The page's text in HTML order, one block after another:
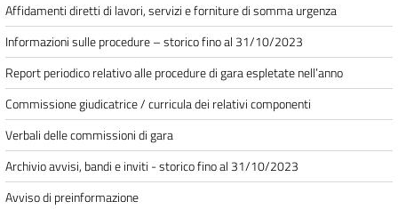
Affidamenti diretti di lavori, servizi e forniture di somma urgenza
Informazioni sulle procedure – storico fino al 31/10/2023
Report periodico relativo alle procedure di gara espletate nell’anno
Commissione giudicatrice / curricula dei relativi componenti
Verbali delle commissioni di gara
Archivio avvisi, bandi e inviti - storico fino al 31/10/2023
Avviso di preinformazione